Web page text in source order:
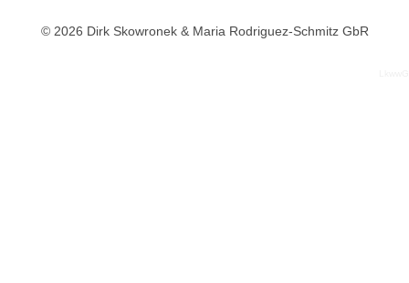
© 2026 Dirk Skowronek & Maria Rodriguez-Schmitz GbR